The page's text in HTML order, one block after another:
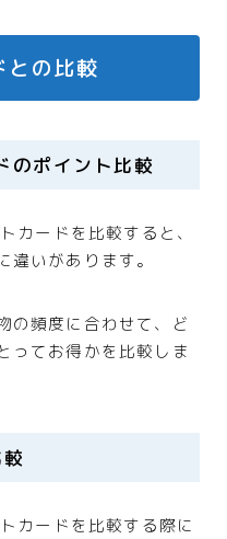
との比較
のポイント比較
カードを比較すると、
違いがあります。
の頻度に合わせて、ど
ってお得かを比較しま
カードを比較する際に